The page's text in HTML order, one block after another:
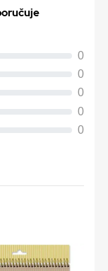
0
0
0
0
0